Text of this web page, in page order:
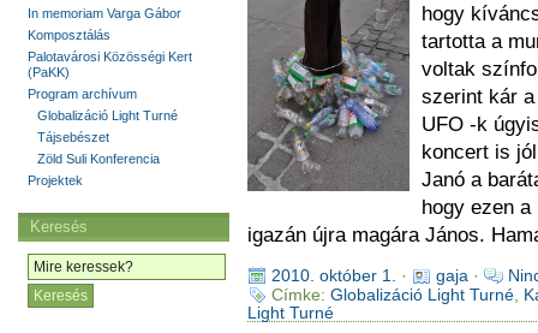
hogy
tartotta a
voltak
szerint kár
UFO -k
koncert is
Janó a
hogy ezen
igazán újra magára János.
2010. október 1. · gaja ·
Címke: Globalizáció Light Turné,
Light Turné
In memoriam Varga Gábor
Komposztálás
Palotavárosi Közösségi Kert
(PaKK)
Program archívum
Globalizáció Light Turné
Tájsebészet
Zöld Suli Konferencia
Projektek
Keresés